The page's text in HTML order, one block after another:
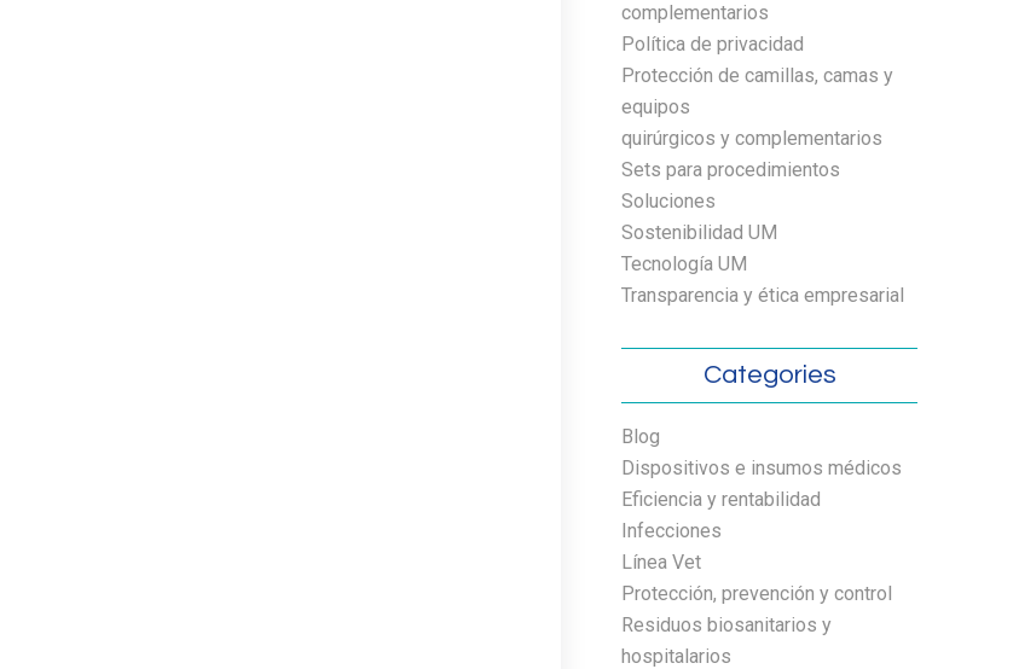
complementarios
Política de privacidad
Protección de camillas, camas y
equipos
quirúrgicos y complementarios
Sets para procedimientos
Soluciones
Sostenibilidad UM
Tecnología UM
Transparencia y ética empresarial
Categories
Blog
Dispositivos e insumos médicos
Eficiencia y rentabilidad
Infecciones
Línea Vet
Protección, prevención y control
Residuos biosanitarios y
hospitalarios